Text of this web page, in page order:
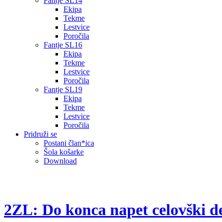
Ekipa
Tekme
Lestvice
Poročila
Fantje SL16
Ekipa
Tekme
Lestvice
Poročila
Fantje SL19
Ekipa
Tekme
Lestvice
Poročila
Pridruži se
Postani član*ica
Šola košarke
Download
2ZL: Do konca napet celovški